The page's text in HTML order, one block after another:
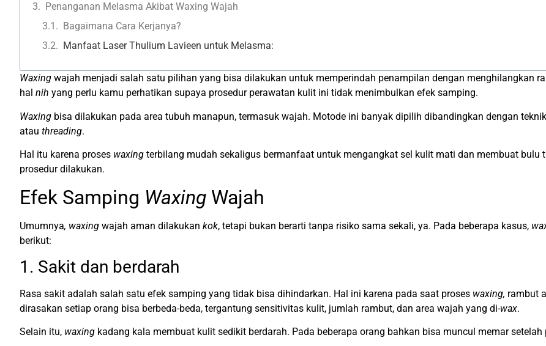
Penanganan Melasma Akibat Waxing Wajah
Bagaimana Cara Kerjanya?
Manfaat Laser Thulium Lavieen untuk Melasma:
Waxing wajah menjadi salah satu pilihan yang bisa dilakukan untuk memperindah penampilan dengan menghilangkan
hal nih yang perlu kamu perhatikan supaya prosedur perawatan kulit ini tidak menimbulkan efek samping.
Waxing bisa dilakukan pada area tubuh manapun, termasuk wajah. Motode ini banyak dipilih dibandingkan dengan
atau threading.
Hal itu karena proses waxing terbilang mudah sekaligus bermanfaat untuk mengangkat sel kulit mati dan membuat
prosedur dilakukan.
Efek Samping Waxing Wajah
Umumnya, waxing wajah aman dilakukan kok, tetapi bukan berarti tanpa risiko sama sekali, ya. Pada beberapa kasus,
berikut:
1. Sakit dan berdarah
Rasa sakit adalah salah satu efek samping yang tidak bisa dihindarkan. Hal ini karena pada saat proses waxing, rambut
dirasakan setiap orang bisa berbeda-beda, tergantung sensitivitas kulit, jumlah rambut, dan area wajah yang di-wax.
Selain itu, waxing kadang kala membuat kulit sedikit berdarah. Pada beberapa orang bahkan bisa muncul memar setelah